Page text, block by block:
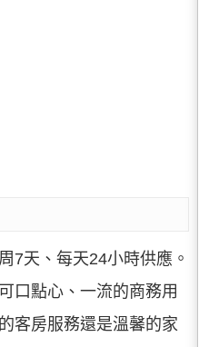
天、每天24小時供應。
口點心、一流的商務用
客房服務還是溫馨的家